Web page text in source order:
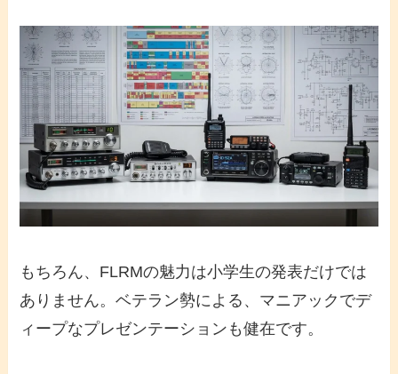
もちろん、FLRMの魅力は小学生の発表だけでは
ありません。ベテラン勢による、マニアックでデ
ィープなプレゼンテーションも健在です。